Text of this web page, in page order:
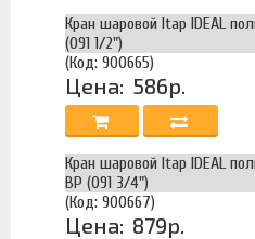
Кран шаровой Itap IDEAL
(091 1/2")
(Код: 900665)
Цена: 586р.
Кран шаровой Itap IDEAL
ВР (091 3/4")
(Код: 900667)
Цена: 879р.